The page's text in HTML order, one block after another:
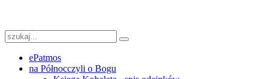
ePatmos
na Północczyli o Bogu